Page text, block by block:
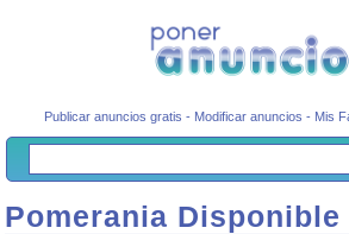
Publicar anuncios gratis - Modificar anuncios - Mis
Pomerania Disponible